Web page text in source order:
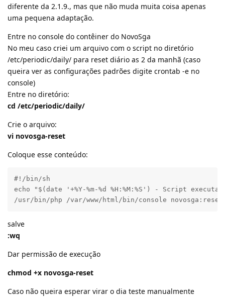
diferente da 2.1.9., mas que não muda muita coisa apenas
uma pequena adaptação.
Entre no console do contêiner do NovoSga
No meu caso criei um arquivo com o script no diretório
/etc/periodic/daily/ para reset diário as 2 da manhã (caso
queira ver as configurações padrões digite crontab -e no
console)
Entre no diretório:
cd /etc/periodic/daily/
Crie o arquivo:
vi novosga-reset
Coloque esse conteúdo:
#!/bin/sh
echo "$(date '+%Y-%m-%d %H:%M:%S') - Script
/usr/bin/php /var/www/html/bin/console
salve
:wq
Dar permissão de execução
chmod +x novosga-reset
Caso não queira esperar virar o dia teste manualmente